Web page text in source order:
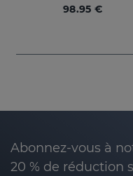
98.95 €
Abonnez-vous à
20 % de réduction